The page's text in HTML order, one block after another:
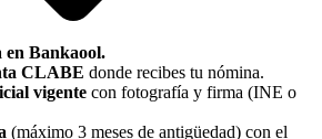
en Bankaool.
CLABE donde recibes tu nómina.
vigente con fotografía y firma (INE o
(máximo 3 meses de antigüedad) con el